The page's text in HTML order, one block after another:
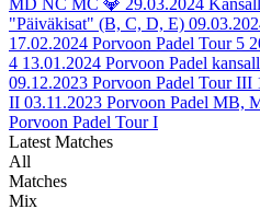
"Päiväkisat" (B, C, D, E)
17.02.2024 Porvoon Padel Tour 5
4 13.01.2024 Porvoon Padel
09.12.2023 Porvoon Padel Tour III
II 03.11.2023 Porvoon Padel MB,
Porvoon Padel Tour I
Latest Matches
All
Matches
Mix